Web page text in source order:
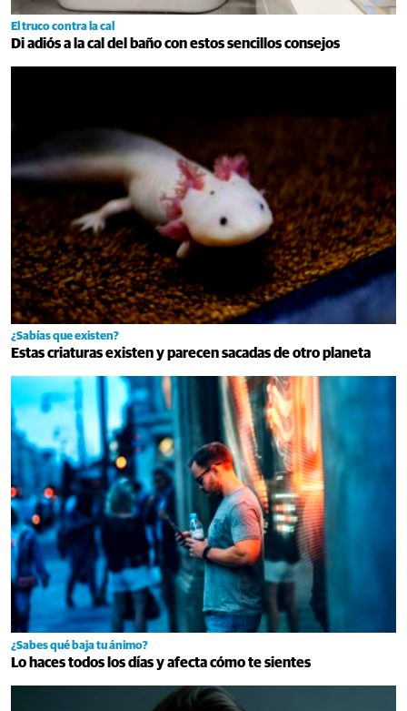
El truco contra la cal
Di adiós a la cal del baño con estos sencillos consejos
¿Sabías que existen?
Estas criaturas existen y parecen sacadas de otro planeta
¿Sabes qué baja tu ánimo?
Lo haces todos los días y afecta cómo te sientes